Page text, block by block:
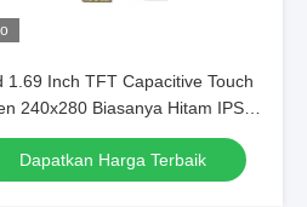
1.69 Inch TFT Capacitive Touch
240x280 Biasanya Hitam IPS
Modul
Dapatkan Harga Terbaik